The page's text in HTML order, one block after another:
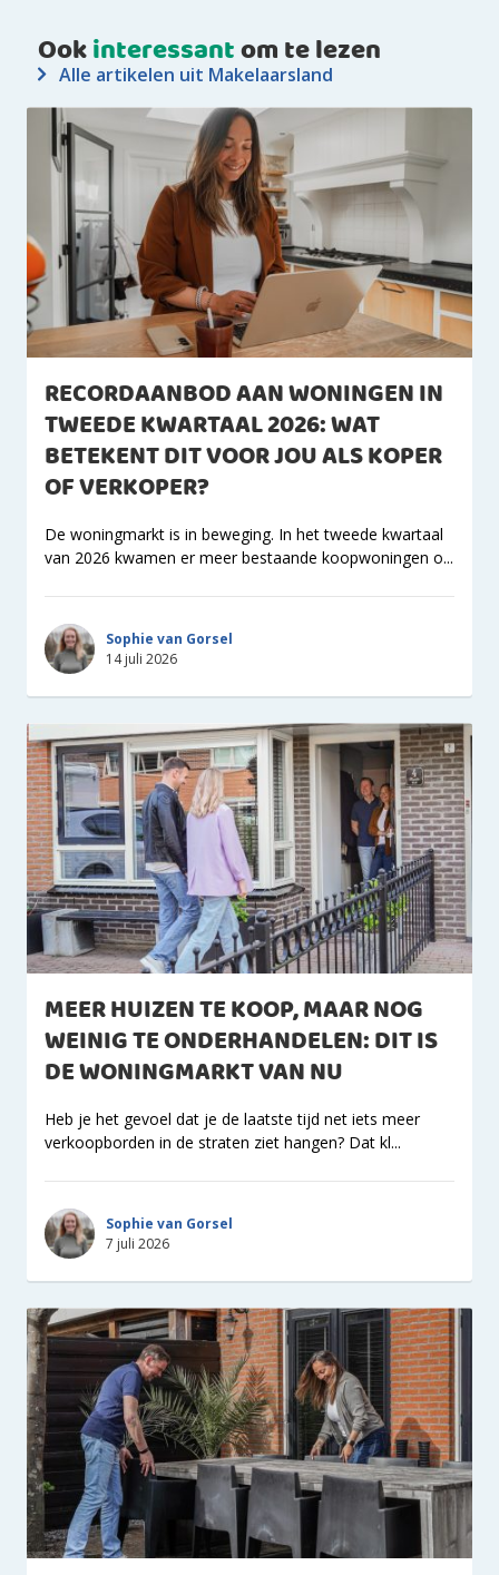
Ookinteressantom te lezen
Alle artikelen uit Makelaarsland
RECORDAANBOD AAN WONINGEN IN
TWEEDE KWARTAAL 2026: WAT
BETEKENT DIT VOOR JOU ALS KOPER
OF VERKOPER?
De woningmarkt is in beweging. In het tweede kwartaal
van 2026 kwamen er meer bestaande koopwoningen o...
Sophie van Gorsel
14 juli 2026
MEER HUIZEN TE KOOP, MAAR NOG
WEINIG TE ONDERHANDELEN: DIT IS
DE WONINGMARKT VAN NU
Heb je het gevoel dat je de laatste tijd net iets meer
verkoopborden in de straten ziet hangen? Dat kl...
Sophie van Gorsel
7 juli 2026